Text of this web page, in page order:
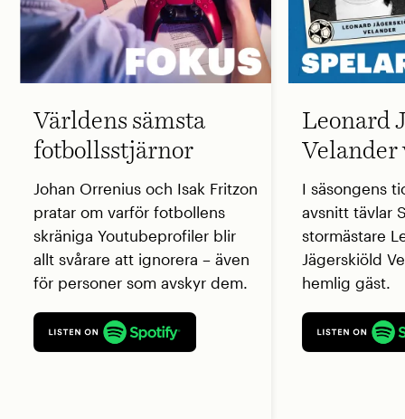
Världens sämsta
fotbollsstjärnor
Johan Orrenius och Isak Fritzon
pratar om varför fotbollens
skräniga Youtubeprofiler blir
allt svårare att ignorera – även
för personer som avskyr dem.
Leonard
Velander
I säsongens
avsnitt tävlar
stormästare
Jägerskiöld
hemlig gäst.